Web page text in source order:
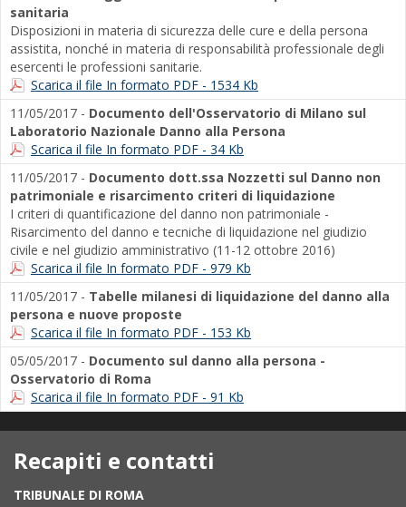
sanitaria
Disposizioni in materia di sicurezza delle cure e della persona
assistita, nonché in materia di responsabilità professionale degli
esercenti le professioni sanitarie.
Scarica il file In formato PDF - 1534 Kb
11/05/2017 - Documento dell'Osservatorio di Milano sul
Laboratorio Nazionale Danno alla Persona
Scarica il file In formato PDF - 34 Kb
11/05/2017 - Documento dott.ssa Nozzetti sul Danno non
patrimoniale e risarcimento criteri di liquidazione
I criteri di quantificazione del danno non patrimoniale -
Risarcimento del danno e tecniche di liquidazione nel giudizio
civile e nel giudizio amministrativo (11-12 ottobre 2016)
Scarica il file In formato PDF - 979 Kb
11/05/2017 - Tabelle milanesi di liquidazione del danno alla
persona e nuove proposte
Scarica il file In formato PDF - 153 Kb
05/05/2017 - Documento sul danno alla persona -
Osservatorio di Roma
Scarica il file In formato PDF - 91 Kb
Recapiti e contatti
TRIBUNALE DI ROMA